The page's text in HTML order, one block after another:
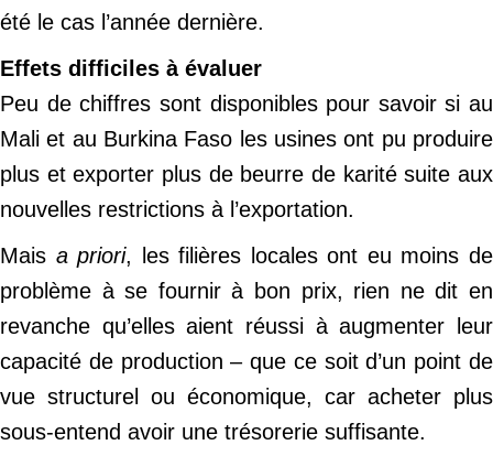
été le cas l’année dernière.
Effets difficiles à évaluer
Peu de chiffres sont disponibles pour savoir si au
Mali et au Burkina Faso les usines ont pu produire
plus et exporter plus de beurre de karité suite aux
nouvelles restrictions à l’exportation.
Mais a priori, les filières locales ont eu moins de
problème à se fournir à bon prix, rien ne dit en
revanche qu’elles aient réussi à augmenter leur
capacité de production – que ce soit d’un point de
vue structurel ou économique, car acheter plus
sous-entend avoir une trésorerie suffisante.